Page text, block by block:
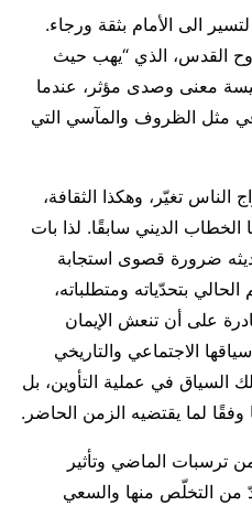
الى الأمام بثقة ورجاء.
القدس، الذي “يهب حيث
لصوت الكنيسة معنى وصدى مؤثر، عندما
مثل الظروف والمآسي التي
الناس تغيّر، وهكذا الثقافة،
الديني سابقًا. لذا بات
ضرورة قصوى استجابة
بتحدّياته ومتطلباته،
على أن تنعش الإيمان
الاجتماعي والتاريخي
السياق في عملية التأوين، بل
وفقًا لما يقتضيه الزمن الحاضر.
ترسبات الماضي وتأثير
من التخلّص منها والسعي